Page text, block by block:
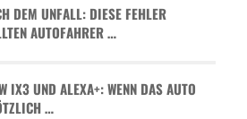
DEM UNFALL: DIESE FEHLER
AUTOFAHRER …
IX3 UND ALEXA+: WENN DAS AUTO
…